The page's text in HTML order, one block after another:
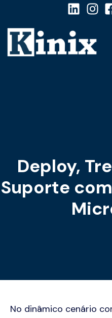
Deploy,
Suporte
No dinâmico cenário